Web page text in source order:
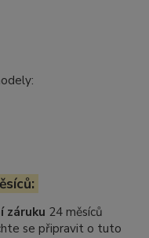
záruku 24 měsíců
se připravit o tuto